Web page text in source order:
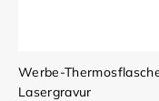
Werbe-
Lasergravur